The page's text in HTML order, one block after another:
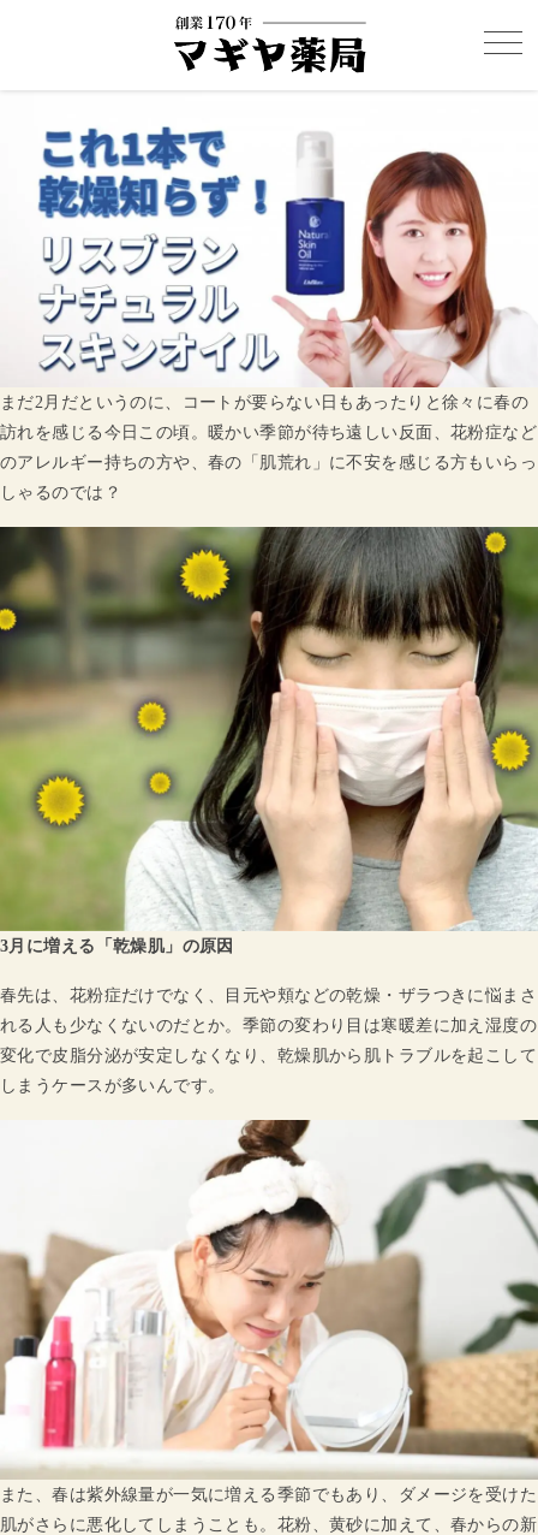
まだ2月だというのに、コートが要らない日もあったりと徐々に春の
訪れを感じる今日この頃。暖かい季節が待ち遠しい反面、花粉症など
のアレルギー持ちの方や、春の「肌荒れ」に不安を感じる方もいらっ
しゃるのでは？
3月に増える「乾燥肌」の原因
春先は、花粉症だけでなく、目元や頬などの乾燥・ザラつきに悩まさ
れる人も少なくないのだとか。季節の変わり目は寒暖差に加え湿度の
変化で皮脂分泌が安定しなくなり、乾燥肌から肌トラブルを起こして
しまうケースが多いんです。
また、春は紫外線量が一気に増える季節でもあり、ダメージを受けた
肌がさらに悪化してしまうことも。花粉、黄砂に加えて、春からの新